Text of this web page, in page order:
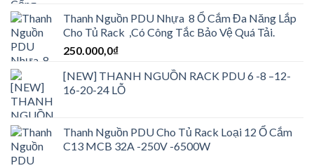
Thanh Nguồn PDU Nhựa 8 Ổ Cắm Đa Năng Lắp
Cho Tủ Rack ,Có Công Tắc Bảo Vệ Quá Tải.
250.000,0₫
[NEW] THANH NGUỒN RACK PDU 6 -8 –12-
16-20-24 LỖ
Thanh Nguồn PDU Cho Tủ Rack Loại 12 Ổ Cắm
C13 MCB 32A -250V -6500W